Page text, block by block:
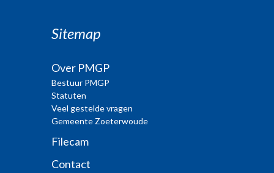
Sitemap
Over PMGP
Bestuur PMGP
Statuten
Veel gestelde vragen
Gemeente Zoeterwoude
Filecam
Contact